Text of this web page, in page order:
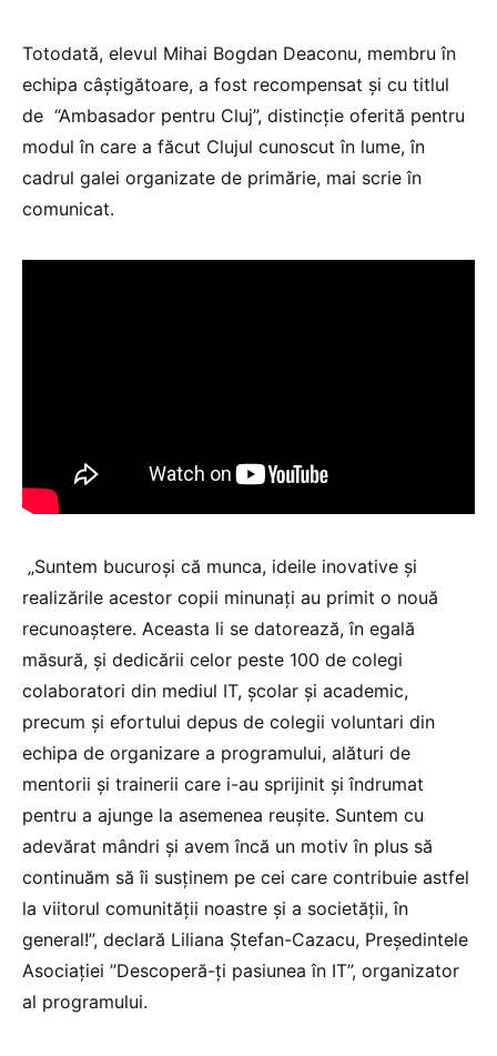
Totodată, elevul Mihai Bogdan Deaconu, membru în
echipa câştigătoare, a fost recompensat şi cu titlul
de “Ambasador pentru Cluj”, distincţie oferită pentru
modul în care a făcut Clujul cunoscut în lume, în
cadrul galei organizate de primărie, mai scrie în
comunicat.
„Suntem bucuroși că munca, ideile inovative și
realizările acestor copii minunați au primit o nouă
recunoaștere. Aceasta li se datorează, în egală
măsură, și dedicării celor peste 100 de colegi
colaboratori din mediul IT, școlar și academic,
precum și efortului depus de colegii voluntari din
echipa de organizare a programului, alături de
mentorii și trainerii care i-au sprijinit și îndrumat
pentru a ajunge la asemenea reușite. Suntem cu
adevărat mândri și avem încă un motiv în plus să
continuăm să îi susținem pe cei care contribuie astfel
la viitorul comunității noastre și a societății, în
general!”, declară Liliana Ștefan-Cazacu, Președintele
Asociației ”Descoperă-ți pasiunea în IT”, organizator
al programului.